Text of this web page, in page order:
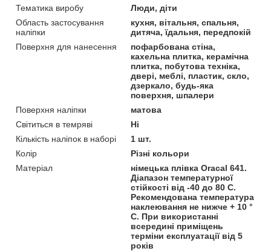
Тематика виробу
Люди, діти
Область застосування
наліпки
кухня, вітальня, спальня,
дитяча, їдальня, передпокій
Поверхня для нанесення
пофарбована стіна,
кахельна плитка, керамічна
плитка, побутова техніка,
двері, меблі, пластик, скло,
дзеркало, будь-яка
поверхня, шпалери
Поверхня наліпки
матова
Світиться в темряві
Ні
Кількість наліпок в наборі
1 шт.
Колір
Різні кольори
Матеріал
німецька плівка Oracal 641.
Діапазон температурної
стійкості від -40 до 80 С.
Рекомендована температура
наклеювання не нижче + 10 °
С. При використанні
всередині приміщень
терміни експлуатації від 5
років